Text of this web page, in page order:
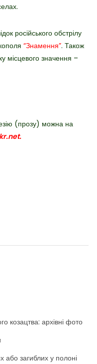
російського обстрілу
“Знамення”. Також
місцевого значення –
(прозу) можна на
козацтва: архівні фото
або загиблих у полоні